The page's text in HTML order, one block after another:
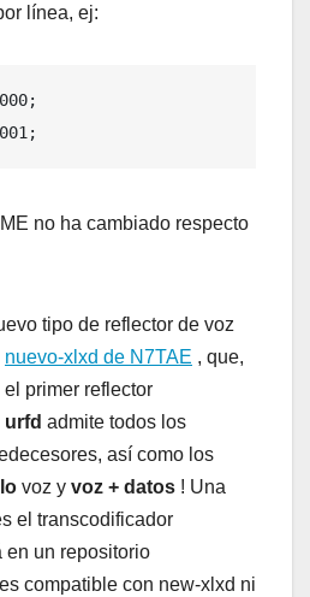
línea, ej:
no ha cambiado respecto
tipo de reflector de voz
nuevo-xlxd de N7TAE , que,
primer reflector
urfd admite todos los
así como los
voz y voz + datos ! Una
el transcodificador
en un repositorio
compatible con new-xlxd ni